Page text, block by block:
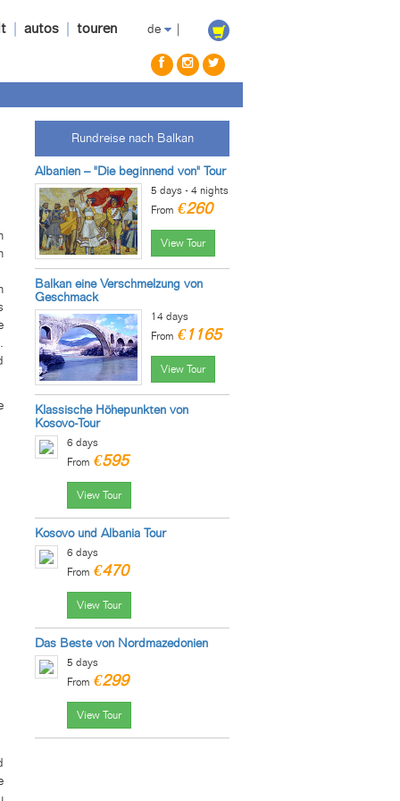
autos touren de |
Rundreise nach Balkan
Albanien – "Die beginnend von" Tour
5 days - 4 nights
From €260
View Tour
Balkan eine Verschmelzung von
Geschmack
14 days
From €1165
View Tour
Klassische Höhepunkten von
Kosovo-Tour
6 days
From €595
View Tour
Kosovo und Albania Tour
6 days
From €470
View Tour
Das Beste von Nordmazedonien
5 days
From €299
View Tour